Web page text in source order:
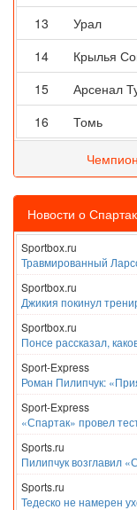
13
Урал
14
Крылья
15
Арсенал
16
Томь
Новости о
Sportbox.ru
Травмированный
Sportbox.ru
Джикия покинул
Sportbox.ru
Понсе рассказал,
Sport-Express
Роман Пилипчук:
Sport-Express
«Спартак» провел
Sports.ru
Пилипчук возглавил
Sports.ru
Тедеско не намерен